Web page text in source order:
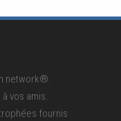
network®.
vos amis.
fournis